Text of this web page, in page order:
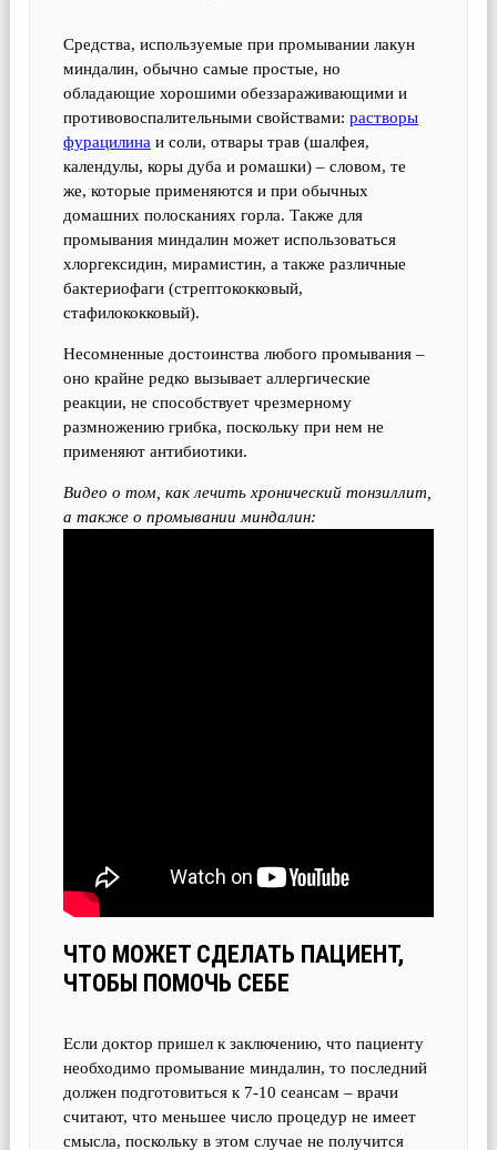
Средства, используемые при промывании лакун
миндалин, обычно самые простые, но
обладающие хорошими обеззараживающими и
противовоспалительными свойствами:растворы
фурацилина и соли, отвары трав (шалфея,
календулы, коры дуба и ромашки) – словом, те
же, которые применяются и при обычных
домашних полосканиях горла. Также для
промывания миндалин может использоваться
хлоргексидин, мирамистин, а также различные
бактериофаги (стрептококковый,
стафилококковый).
Несомненные достоинства любого промывания –
оно крайне редко вызывает аллергические
реакции, не способствует чрезмерному
размножению грибка, поскольку при нем не
применяют антибиотики.
Видео о том, как лечить хронический тонзиллит,
а также о промывании миндалин:
ЧТО МОЖЕТ СДЕЛАТЬ ПАЦИЕНТ,
ЧТОБЫ ПОМОЧЬ СЕБЕ
Если доктор пришел к заключению, что пациенту
необходимо промывание миндалин, то последний
должен подготовиться к 7-10 сеансам – врачи
считают, что меньшее число процедур не имеет
смысла, поскольку в этом случае не получится